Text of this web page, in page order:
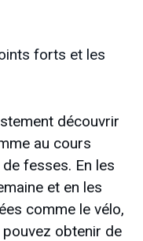
forts et les
découvrir
au cours
fesses. En les
et en les
comme le vélo,
pouvez obtenir de